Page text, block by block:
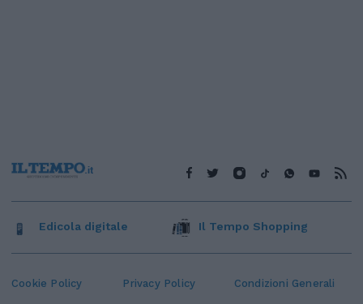
Cookie Policy Privacy Policy Condizioni Generali
Edicola digitale Il Tempo Shopping